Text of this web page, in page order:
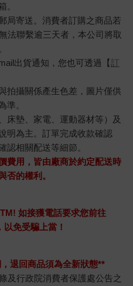
。
局寄送。消費者訂購之商品若
法聯繫逾三天者，本公司將取
出貨通知，您也可透過【訂
拍攝關係產生色差，圖片僅供
準。
床墊、家電、運動器材等）及
明為主。訂單完成收款確認
認相關配送等細節。
費用，皆由廠商於約定配送時
否的權利。
如接獲電話要求您前往
免受騙上當！
退回商品須為全新狀態**
及行政院消費者保護處公告之